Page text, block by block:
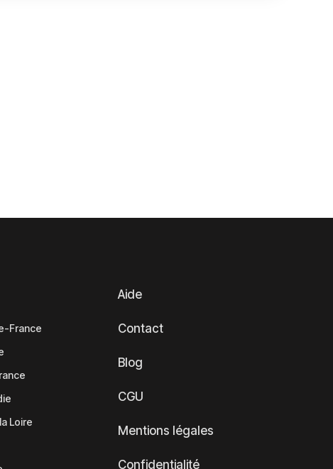
France
Loire
Aide
Contact
Blog
CGU
Mentions légales
Confidentialité